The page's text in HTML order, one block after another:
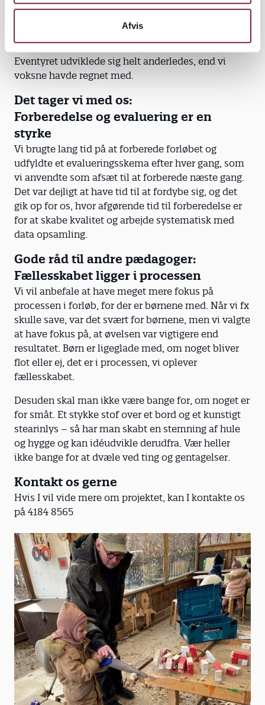
Afvis
Der var f.eks. en pige, som lige så stille fandt på at
opmærksomme på det, ville alle børnene pludselig
efterligne hende og have ’rulleskøjter’ på deres hest.
Eventyret udviklede sig helt anderledes, end vi
voksne havde regnet med.
Det tager vi med os:
Forberedelse og evaluering er en
styrke
Vi brugte lang tid på at forberede forløbet og
udfyldte et evalueringsskema efter hver gang, som
vi anvendte som afsæt til at forberede næste gang.
Det var dejligt at have tid til at fordybe sig, og det
gik op for os, hvor afgørende tid til forberedelse er
for at skabe kvalitet og arbejde systematisk med
data opsamling.
Gode råd til andre pædagoger:
Fællesskabet ligger i processen
Vi vil anbefale at have meget mere fokus på
processen i forløb, for der er børnene med. Når vi fx
skulle save, var det svært for børnene, men vi valgte
at have fokus på, at øvelsen var vigtigere end
resultatet. Børn er ligeglade med, om noget bliver
flot eller ej, det er i processen, vi oplever
fællesskabet.
Desuden skal man ikke være bange for, om noget er
for småt. Et stykke stof over et bord og et kunstigt
stearinlys – så har man skabt en stemning af hule
og hygge og kan idéudvikle derudfra. Vær heller
ikke bange for at dvæle ved ting og gentagelser.
Kontakt os gerne
Hvis I vil vide mere om projektet, kan I kontakte os
på 4184 8565